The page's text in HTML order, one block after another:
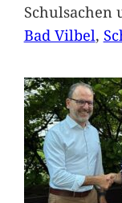
Schulsachen
Bad Vilbel,